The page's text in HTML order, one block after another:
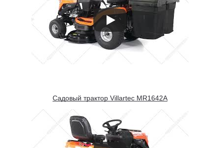
Садовый трактор Villartec MR1642А